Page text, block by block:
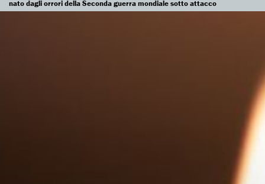
nato dagli orrori della Seconda guerra mondiale sotto attacco